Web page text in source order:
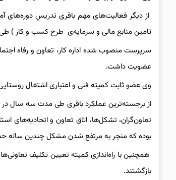
از دیگر فعالیت‌های مهم باقری تدریسِ دوره‌های
تامین منابع مالی و سرمایه‌ی طرح کسب و کار ) طی ۶ دوره با حدود ۶۰ نفر بوده
سرپرست منصوب شده اداره کار، تعاون و رفاه
عضویت داشت.
وی عضو ثابت کمیته فنی و اعتباری اشتغال
از برجسته‌ترین عملکرد باقری طی مدت سه سال
تعاون‌گران، تشکل‌ها، اتاق تعاون و اتحادیه‌های
بوده که منجر به مرتفع شدن مشکل چندین ساله حدود ۴۰ شرکت تعاونی در سطح
بازگشتند.